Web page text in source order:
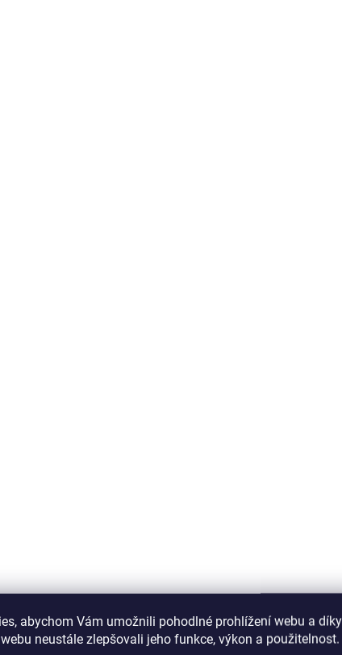
abychom Vám umožnili pohodlné prohlížení webu a díky
neustále zlepšovali jeho funkce, výkon a použitelnost.